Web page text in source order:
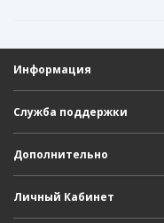
Информация
Служба поддержки
Дополнительно
Личный Кабинет